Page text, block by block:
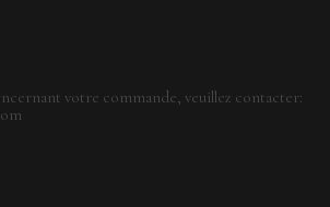
votre commande, veuillez contacter: